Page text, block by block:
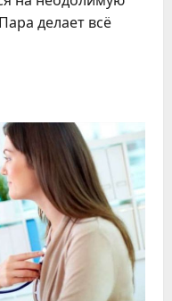
делает всё